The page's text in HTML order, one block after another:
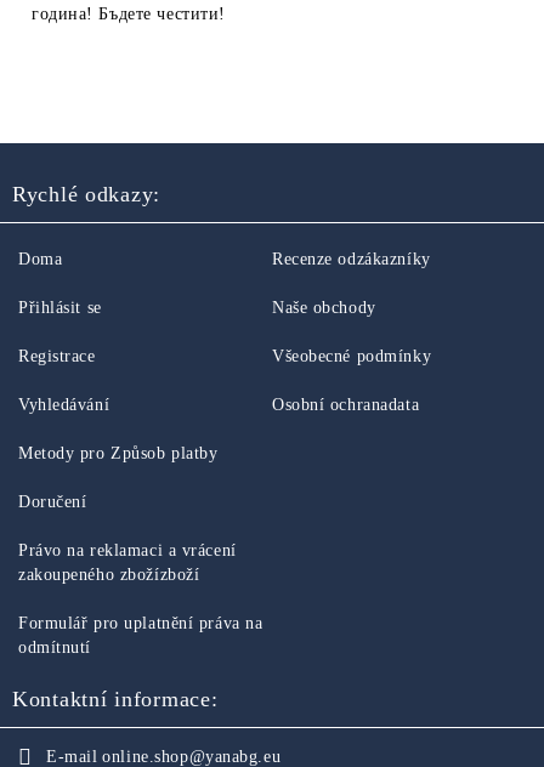
година! Бъдете честити!
Rychlé odkazy:
Doma
Přihlásit se
Registrace
Vyhledávání
Recenze odzákazníky
Naše obchody
Všeobecné podmínky
Osobní ochranadata
Metody pro Způsob platby
Doručení
Právo na reklamaci a vrácení
zakoupeného zbožízboží
Formulář pro uplatnění práva na
odmítnutí
Kontaktní informace:
E-mail online.shop@yanabg.eu